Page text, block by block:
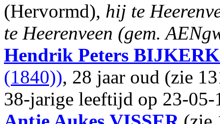
(Hervormd), hij te
te Heerenveen (gem.
Hendrik Peters BIJKERK
(1840)), 28 jaar oud (zie
38-jarige leeftijd op 23-05-